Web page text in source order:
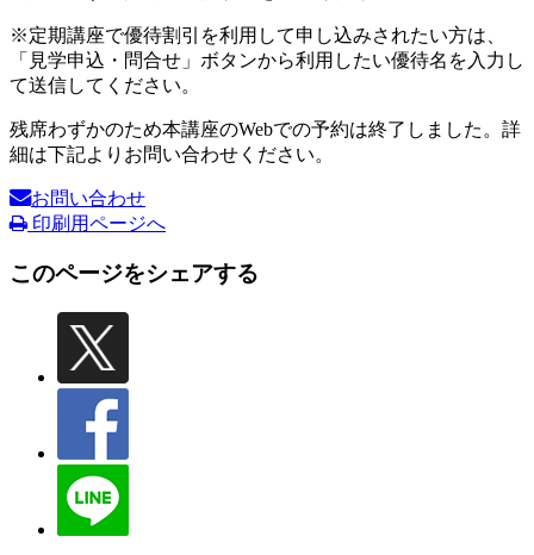
※定期講座で優待割引を利用して申し込みされたい方は、
「見学申込・問合せ」ボタンから利用したい優待名を入力し
て送信してください。
残席わずかのため本講座のWebでの予約は終了しました。詳
細は下記よりお問い合わせください。
お問い合わせ
印刷用ページへ
このページをシェアする